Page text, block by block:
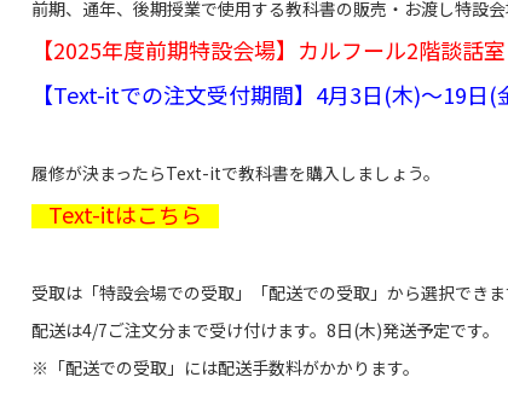
前期、通年、後期授業で使用する教科書の販売・お渡し特設会
【2025年度前期特設会場】カルフール2階談話室
【Text-itでの注文受付期間】4月3日(木)～19日(
履修が決まったらText-itで教科書を購入しましょう。
Text-itはこちら
受取は「特設会場での受取」「配送での受取」から選択できま
配送は4/7ご注文分まで受け付けます。8日(木)発送予定です。
※「配送での受取」には配送手数料がかかります。